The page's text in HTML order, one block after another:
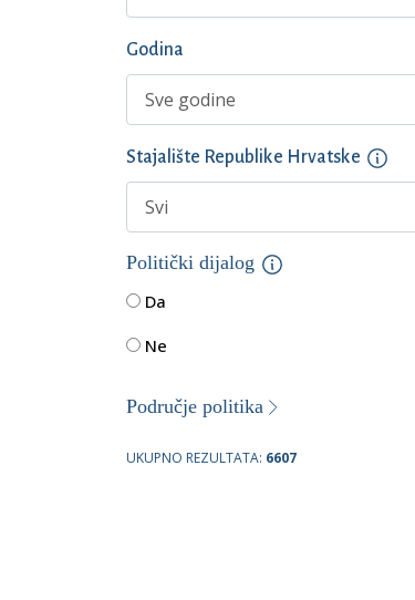
Godina
Stajalište Republike Hrvatske
Politički dijalog
Da
Ne
Područje politika
UKUPNO REZULTATA: 6607